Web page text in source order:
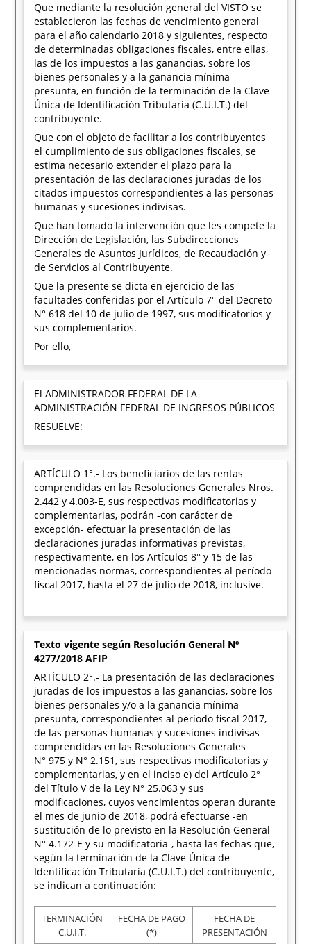
Que mediante la resolución general del VISTO se
establecieron las fechas de vencimiento general
para el año calendario 2018 y siguientes, respecto
de determinadas obligaciones fiscales, entre ellas,
las de los impuestos a las ganancias, sobre los
bienes personales y a la ganancia mínima
presunta, en función de la terminación de la Clave
Única de Identificación Tributaria (C.U.I.T.) del
contribuyente.
Que con el objeto de facilitar a los contribuyentes
el cumplimiento de sus obligaciones fiscales, se
estima necesario extender el plazo para la
presentación de las declaraciones juradas de los
citados impuestos correspondientes a las personas
humanas y sucesiones indivisas.
Que han tomado la intervención que les compete la
Dirección de Legislación, las Subdirecciones
Generales de Asuntos Jurídicos, de Recaudación y
de Servicios al Contribuyente.
Que la presente se dicta en ejercicio de las
facultades conferidas por el Artículo 7° del Decreto
N° 618 del 10 de julio de 1997, sus modificatorios y
sus complementarios.
Por ello,
El ADMINISTRADOR FEDERAL DE LA
ADMINISTRACIÓN FEDERAL DE INGRESOS PÚBLICOS
RESUELVE:
ARTÍCULO 1°.- Los beneficiarios de las rentas
comprendidas en las Resoluciones Generales Nros.
2.442 y 4.003-E, sus respectivas modificatorias y
complementarias, podrán -con carácter de
excepción- efectuar la presentación de las
declaraciones juradas informativas previstas,
respectivamente, en los Artículos 8° y 15 de las
mencionadas normas, correspondientes al período
fiscal 2017, hasta el 27 de julio de 2018, inclusive.
Texto vigente según Resolución General Nº
4277/2018 AFIP
ARTÍCULO 2°.- La presentación de las declaraciones
juradas de los impuestos a las ganancias, sobre los
bienes personales y/o a la ganancia mínima
presunta, correspondientes al período fiscal 2017,
de las personas humanas y sucesiones indivisas
comprendidas en las Resoluciones Generales
N° 975 y N° 2.151, sus respectivas modificatorias y
complementarias, y en el inciso e) del Artículo 2°
del Título V de la Ley N° 25.063 y sus
modificaciones, cuyos vencimientos operan durante
el mes de junio de 2018, podrá efectuarse -en
sustitución de lo previsto en la Resolución General
N° 4.172-E y su modificatoria-, hasta las fechas que,
según la terminación de la Clave Única de
Identificación Tributaria (C.U.I.T.) del contribuyente,
se indican a continuación:
TERMINACIÓN
C.U.I.T.
FECHA DE PAGO
(*)
FECHA DE
PRESENTACIÓN